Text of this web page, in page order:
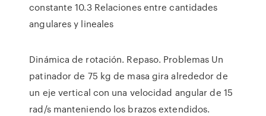
constante 10.3 Relaciones entre cantidades
angulares y lineales
Dinámica de rotación. Repaso. Problemas Un
patinador de 75 kg de masa gira alrededor de
un eje vertical con una velocidad angular de 15
rad/s manteniendo los brazos extendidos.